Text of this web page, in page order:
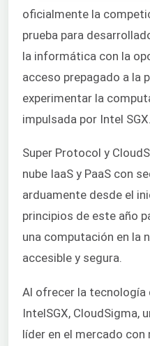
oficialmente la
prueba para
la informática con la
acceso prepagado a la
experimentar la
impulsada por Intel SGX.
Super Protocol y
nube IaaS y PaaS con
arduamente desde el
principios de este año
una computación en la
accesible y segura.
Al ofrecer la
IntelSGX, CloudSigma,
líder en el mercado con